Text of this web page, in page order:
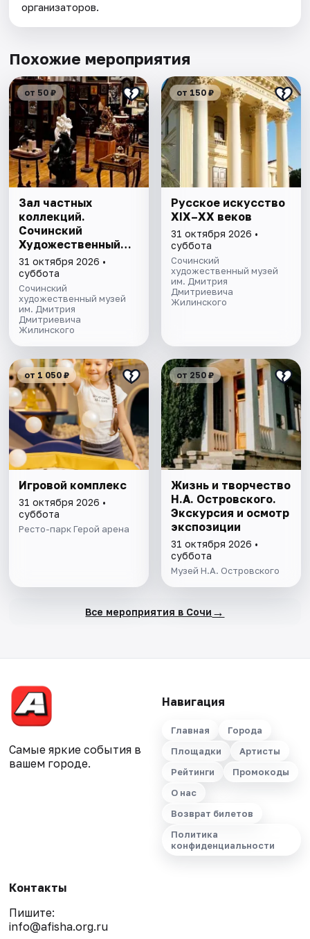
организаторов.
Похожие мероприятия
от 50 ₽
Зал частных
коллекций.
Сочинский
Художественный
музей им. Д.Д.
Жилинского
31 октября 2026 •
суббота
Сочинский
художественный музей
им. Дмитрия
Дмитриевича
Жилинского
от 150 ₽
Русское искусство
XIX–XX веков
31 октября 2026 •
суббота
Сочинский
художественный музей
им. Дмитрия
Дмитриевича
Жилинского
от 1 050 ₽
Игровой комплекс
31 октября 2026 •
суббота
Ресто-парк Герой арена
от 250 ₽
Жизнь и творчество
Н.А. Островского.
Экскурсия и осмотр
экспозиции
31 октября 2026 •
суббота
Музей Н.А. Островского
Все мероприятия в Сочи →
Самые яркие события в
вашем городе.
Навигация
Главная
Города
Площадки
Артисты
Рейтинги
Промокоды
О нас
Возврат билетов
Политика
конфиденциальности
Контакты
Пишите:
info@afisha.org.ru